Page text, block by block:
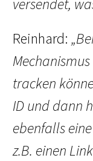
versendet,
Reinhard:
tracken
ID und dann
ebenfalls
z.B. einen